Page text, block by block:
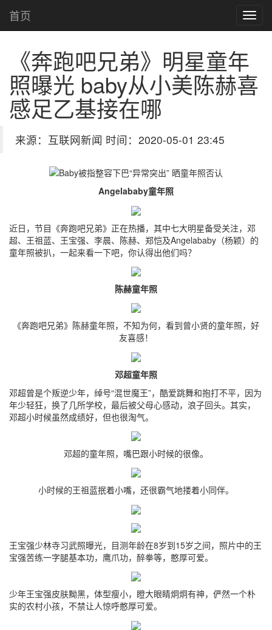
首页
《奔跑吧兄弟》明星童年
照曝光 baby从小美陈赫喜
感足乙基接在哪
来源：互联网新闻 时间：2020-05-01 23:45
Angelababy童年照
近日，节目《奔跑吧兄弟》正在热播，其中七大明星备受关注，邓
超、王祖蓝、王宝强、李晨、陈赫、郑恺及Angelababy（杨颖）的
童年照被扒，一起来看一下吧，你认得出他们吗？
陈赫童年照
《奔跑吧兄弟》陈赫童年照，不知为何，看到曾小贤的童年照，好
友喜感！
邓超童年照
邓超曾是个叛逆少年，绰号“混世魔王”，酷爱跳舞和抱打不平，因为
年少轻狂，换了几所学校，最后被父母心感动，浪子回头。其实，
邓超小时候虽然成绩好，但也很淘气。
邓超的童年照，嘴巴跟小时候的很像。
小时候的王祖蓝抿着小嘴，还很霸气地搂着小同伴。
王宝强少林寺习武照曝光，目测年龄在8岁到15岁之间，照片中的王
宝强苦练一字腿基本功，鹰爪功，醉拳等，憨厚可爱。
少年王宝强皮肤黝黑，体型瘦小，瞪大眼睛炯炯有神，俨然一个朴
实的农村小孩，不禁让人惊呼憨厚可爱。